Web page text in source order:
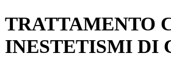
TRATTAMENTO
INESTETISMI DI